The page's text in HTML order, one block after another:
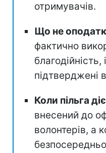
отримувачів.
Що не
фактично
підтверджені
Коли пільга
внесений до
волонтерів, а